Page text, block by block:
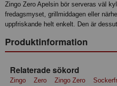
Zingo Zero Apelsin bör serveras väl
fredagsmyset, grillmiddagen eller
uppfriskande helt enkelt. Den är
Produktinformation
Relaterade sökord
Zingo Zero Zingo Zero